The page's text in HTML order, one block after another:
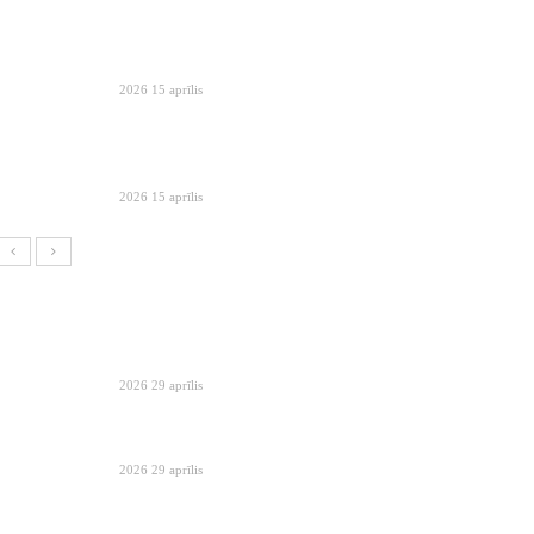
2026 15 aprīlis
2026 15 aprīlis
2026 29 aprīlis
2026 29 aprīlis